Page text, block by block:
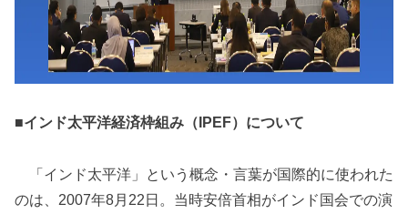
■インド太平洋経済枠組み（IPEF）について
「インド太平洋」という概念・言葉が国際的に使われた
のは、2007年8月22日。当時安倍首相がインド国会での演